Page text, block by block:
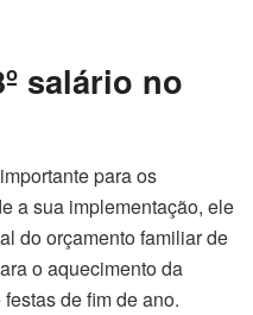
salário no
para os
a sua implementação, ele
do orçamento familiar de
o aquecimento da
de fim de ano.